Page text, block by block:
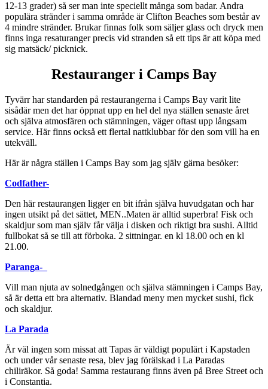
12-13 grader) så ser man inte speciellt många som badar. Andra
populära stränder i samma område är Clifton Beaches som består av
4 mindre stränder. Brukar finnas folk som säljer glass och dryck men
finns inga resaturanger precis vid stranden så ett tips är att köpa med
sig matsäck/ picknick.
Restauranger i Camps Bay
Tyvärr har standarden på restaurangerna i Camps Bay varit lite
sisådär men det har öppnat upp en hel del nya ställen senaste året
och själva atmosfären och stämningen, väger oftast upp långsam
service. Här finns också ett flertal nattklubbar för den som vill ha en
utekväll.
Här är några ställen i Camps Bay som jag själv gärna besöker:
Codfather-
Den här restaurangen ligger en bit ifrån själva huvudgatan och har
ingen utsikt på det sättet, MEN..Maten är alltid superbra! Fisk och
skaldjur som man själv får välja i disken och riktigt bra sushi. Alltid
fullbokat så se till att förboka. 2 sittningar. en kl 18.00 och en kl
21.00.
Paranga-
Vill man njuta av solnedgången och själva stämningen i Camps Bay,
så är detta ett bra alternativ. Blandad meny men mycket sushi, fick
och skaldjur.
La Parada
Är väl ingen som missat att Tapas är väldigt populärt i Kapstaden
och under vår senaste resa, blev jag förälskad i La Paradas
chiliräkor. Så goda! Samma restaurang finns även på Bree Street och
i Constantia.